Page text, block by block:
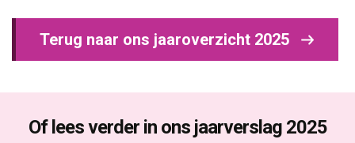
Terug naar ons jaaroverzicht 2025
Of lees verder in ons jaarverslag 2025